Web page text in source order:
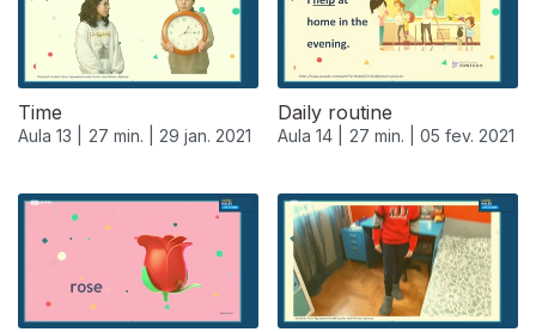
Time
Aula 13 | 27 min. | 29 jan. 2021
Daily routine
Aula 14 | 27 min. | 05 fev. 2021